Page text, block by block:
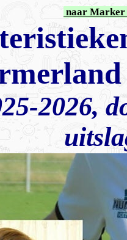
naar Marker
2026,